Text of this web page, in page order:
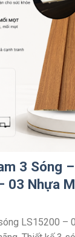
3 Sóng
03 Nhựa
LS15200 –